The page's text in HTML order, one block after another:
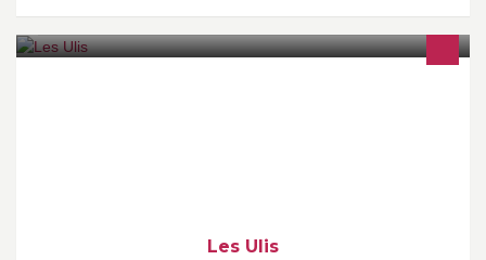
Les Ulis